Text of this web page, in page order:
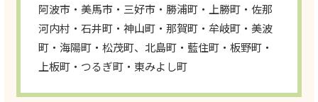
阿波市・美馬市・三好市・勝浦町・上勝町・佐那
河内村・石井町・神山町・那賀町・牟岐町・美波
町・海陽町・松茂町、北島町・藍住町・板野町・
上板町・つるぎ町・東みよし町